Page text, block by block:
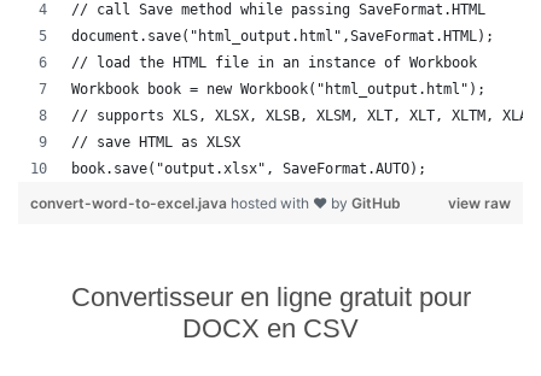
// call Save method while passing SaveFormat.HTML
document.save("html_output.html",SaveFormat.HTML);
// load the HTML file in an instance of Workbook
Workbook book = new Workbook("html_output.html");
// supports XLS, XLSX, XLSB, XLSM, XLT, XLT, XLTM,
// save HTML as XLSX
book.save("output.xlsx", SaveFormat.AUTO);
view raw
convert-word-to-excel.java hosted with ❤ by GitHub
Convertisseur en ligne gratuit pour
DOCX en CSV